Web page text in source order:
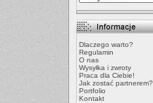
Dlaczego warto?
Regulamin
O nas
Wysyłka i zwroty
Praca dla Ciebie!
Jak zostać partnerem?
Portfolio
Kontakt